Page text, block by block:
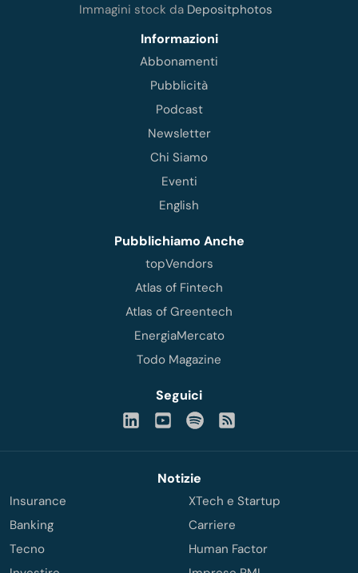
Immagini stock da Depositphotos
Informazioni
Abbonamenti
Pubblicità
Podcast
Newsletter
Chi Siamo
Eventi
English
Pubblichiamo Anche
topVendors
Atlas of Fintech
Atlas of Greentech
EnergiaMercato
Todo Magazine
Seguici
Notizie
Insurance
Banking
Tecno
XTech e Startup
Carriere
Human Factor